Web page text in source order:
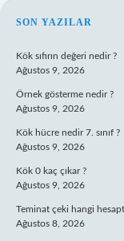
SON YAZILAR
Kök sıfırın değeri nedir ?
Ağustos 9, 2026
Örnek gösterme nedir ?
Ağustos 9, 2026
Kök hücre nedir 7. sınıf ?
Ağustos 9, 2026
Kök 0 kaç çıkar ?
Ağustos 9, 2026
Teminat çeki hangi
Ağustos 8, 2026